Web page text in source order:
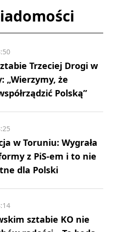
Trzeciej Drogi w
„Wierzymy, że
Polską”
w Toruniu: Wygrała
z PiS-em i to nie
dla Polski
sztabie KO nie